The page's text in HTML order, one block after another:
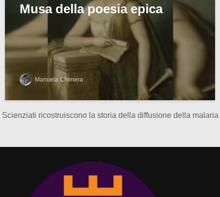
Musa della poesia epica
Manuela Chimera
Scienziati ricostruiscono la storia della diffusione della malaria